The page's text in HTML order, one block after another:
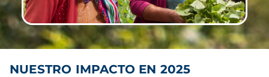
NUESTRO IMPACTO EN 2025